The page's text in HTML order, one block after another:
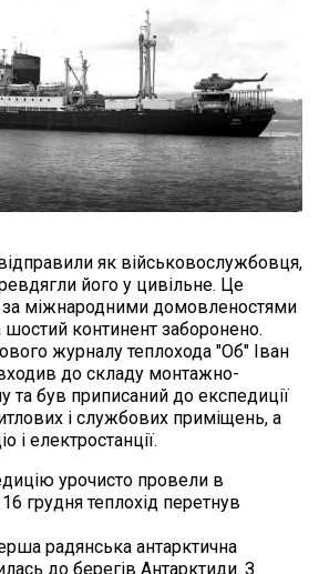
як військовослужбовця,
його у цивільне. Це
міжнародними домовленостями
шостий континент заборонено.
журналу теплохода "Об" Іван
до складу монтажно-
та був приписаний до експедиції
і службових приміщень, а
і електростанції.
урочисто провели в
грудня теплохід перетнув
радянська антарктична
до берегів Антарктиди. З